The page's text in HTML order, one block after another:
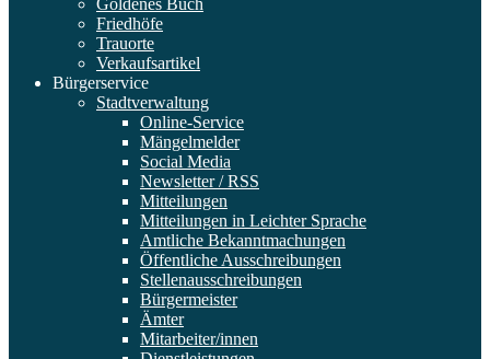
Goldenes Buch
Friedhöfe
Trauorte
Verkaufsartikel
Bürgerservice
Stadtverwaltung
Online-Service
Mängelmelder
Social Media
Newsletter / RSS
Mitteilungen
Mitteilungen in Leichter Sprache
Amtliche Bekanntmachungen
Öffentliche Ausschreibungen
Stellenausschreibungen
Bürgermeister
Ämter
Mitarbeiter/innen